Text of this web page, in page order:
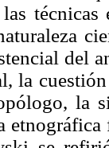
técnicas
del
la
la